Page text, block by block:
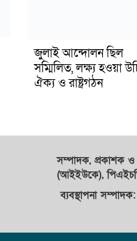
জুলাই আন্দোলন ছিল
সম্মিলিত, লক্ষ্য হওয়া
ঐক্য ও রাষ্ট্রগঠন
সম্পাদক, প্রকাশক
(আইইউকে),
ব্যবস্থাপনা